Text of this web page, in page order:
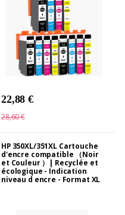
22,88 €
28,60 €
HP 350XL/351XL Cartouche
d'encre compatible （Noir
et Couleur ）| Recyclée et
écologique - Indication
niveau d encre - Format XL